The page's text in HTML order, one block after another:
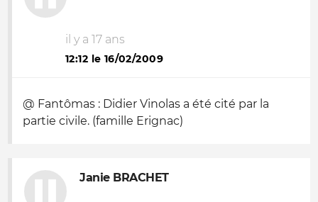
il y a 17 ans
12:12 le 16/02/2009
@ Fantômas : Didier Vinolas a été cité par la
partie civile. (famille Erignac)
Janie BRACHET